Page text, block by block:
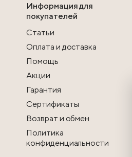
Информация для
покупателей
Статьи
Оплата и доставка
Помощь
Акции
Гарантия
Сертификаты
Возврат и обмен
Политика
конфиденциальности